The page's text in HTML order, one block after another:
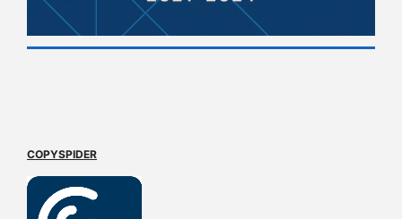
COPYSPIDER